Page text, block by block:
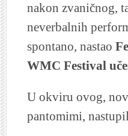
nakon zvaničnog,
neverbalnih
spontano, nastao
WMC Festival
U okviru ovog,
pantomimi,